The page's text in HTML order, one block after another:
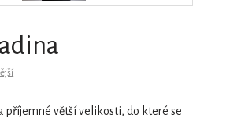
příjemné větší velikosti, do které se